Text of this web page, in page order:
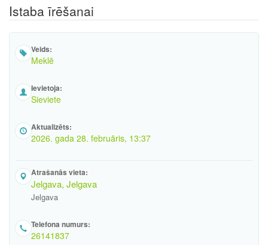
Istaba īrēšanai
Veids:
Meklē
Ievietoja:
Sieviete
Aktualizēts:
2026. gada 28. februāris, 13:37
Atrašanās vieta:
Jelgava, Jelgava
Jelgava
Telefona numurs:
26141837